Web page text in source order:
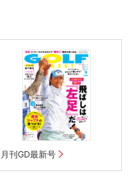
月刊GD最新号